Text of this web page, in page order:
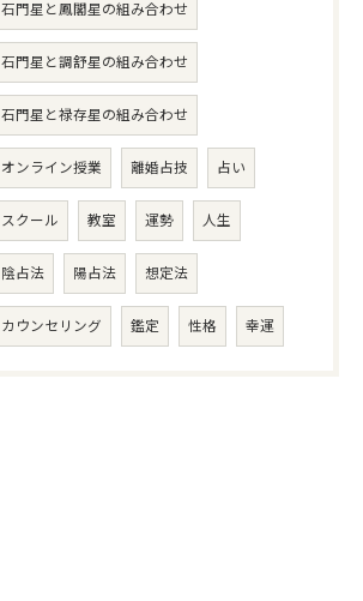
石門星と鳳閣星の組み合わせ
石門星と調舒星の組み合わせ
石門星と禄存星の組み合わせ
オンライン授業 離婚占技 占い
スクール 教室 運勢 人生
陰占法 陽占法 想定法
カウンセリング 鑑定 性格 幸運